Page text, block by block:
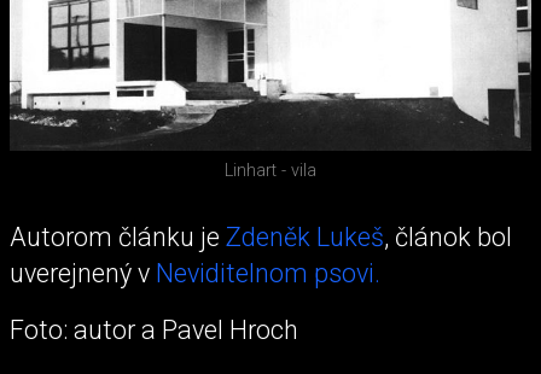
Linhart - vila
Autorom článku je Zdeněk Lukeš, článok bol
uverejnený v Neviditelnom psovi.
Foto: autor a Pavel Hroch